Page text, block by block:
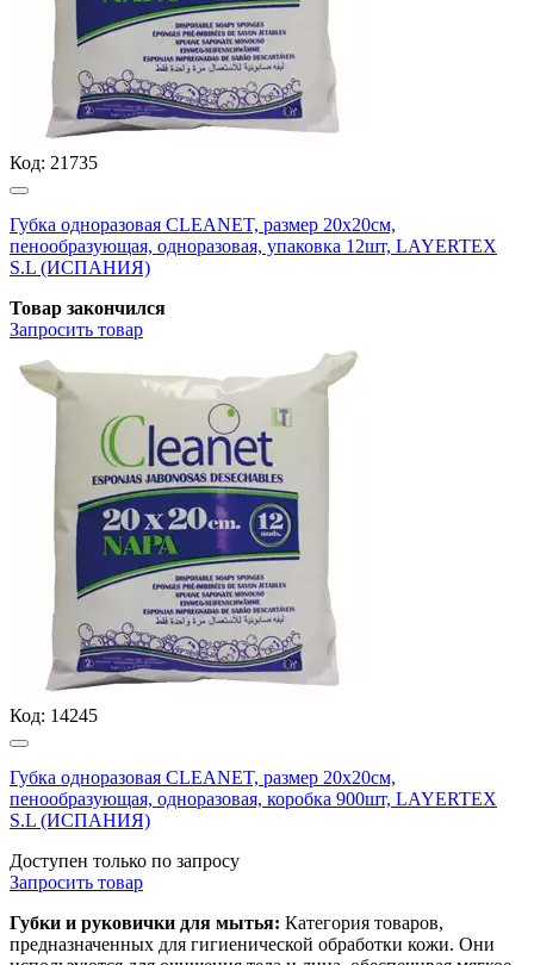
Код: 21735
Губка одноразовая CLEANET, размер 20х20см,
пенообразующая, одноразовая, упаковка 12шт, LAYERTEX
S.L (ИСПАНИЯ)
Товар закончился
Запросить товар
Код: 14245
Губка одноразовая CLEANET, размер 20х20см,
пенообразующая, одноразовая, коробка 900шт, LAYERTEX
S.L (ИСПАНИЯ)
Доступен только по запросу
Запросить товар
Губки и руковички для мытья: Категория товаров,
предназначенных для гигиенической обработки кожи. Они